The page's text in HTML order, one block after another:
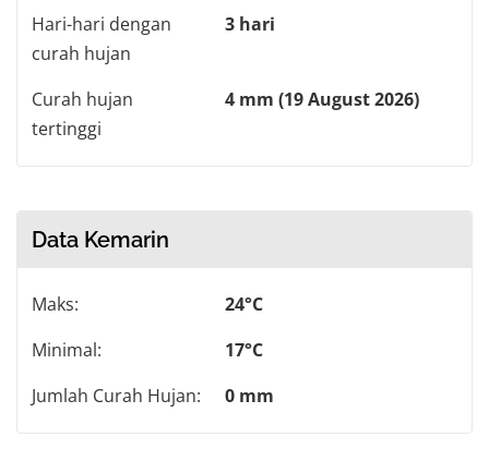
Hari-hari dengan
curah hujan
3 hari
Curah hujan
tertinggi
4 mm (19 August 2026)
Data Kemarin
Maks:
24°C
Minimal:
17°C
Jumlah Curah Hujan:
0 mm